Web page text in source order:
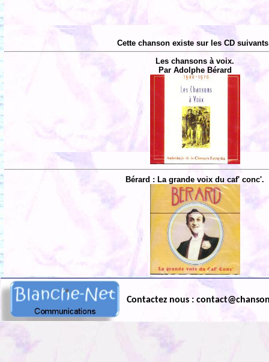
Cette chanson existe sur les CD
Les chansons à voix.
Par Adolphe Bérard
Bérard : La grande voix du caf' conc'.
Contactez nous :